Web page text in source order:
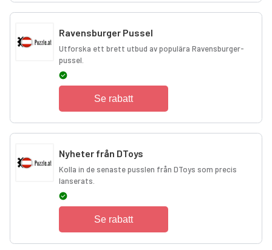
Ravensburger Pussel
Utforska ett brett utbud av populära Ravensburger-
pussel.
Se rabatt
Nyheter från DToys
Kolla in de senaste pusslen från DToys som precis
lanserats.
Se rabatt